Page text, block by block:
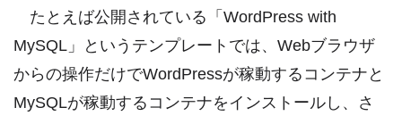
たとえば公開されている「WordPress with
MySQL」というテンプレートでは、Webブラウザ
からの操作だけでWordPressが稼動するコンテナと
MySQLが稼動するコンテナをインストールし、さ